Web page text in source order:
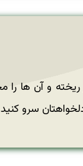
ریخته و آن
سرو